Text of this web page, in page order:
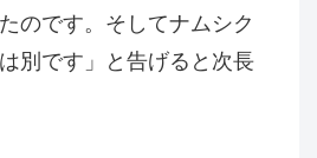
のです。そしてナムシク
別です」と告げると次長